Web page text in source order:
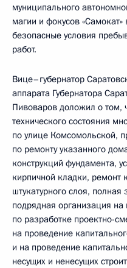
муниципального
магии и фокусов
безопасные условия
работ.
Вице–губернатор
аппарата Губернатора
Пивоваров доложил о том,
технического состояния
по улице Комсомольской,
по ремонту указанного
конструкций фундамента,
кирпичной кладки, ремонт
штукатурного слоя,
подрядная организация
по разработке проектно-
на проведение
и на проведение
несущих и ненесущих